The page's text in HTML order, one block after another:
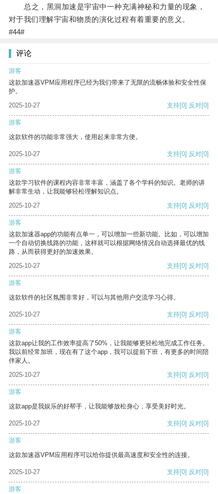
总之，黑洞加速是宇宙中一种充满神秘和力量的现象，
对于我们理解宇宙和物质的演化过程有着重要的意义。
#44#
评论
游客
这款加速器VPM应用程序已经为我们带来了无限的流畅体验和安全性保
护。
2025-10-27
支持[0] 反对[0]
游客
这款软件的功能非常强大，使用起来非常方便。
2025-10-27 支持[0] 反对[0]
游客
这款学习软件的课程内容非常丰富，涵盖了各个学科的知识。老师的讲
解非常生动，让我能够轻松理解知识点。
2025-10-27
支持[0] 反对[0]
游客
这款加速器app的功能有点单一，可以增加一些新功能。比如，可以增加
一个自动切换线路的功能，这样就可以根据网络情况自动选择最优的线
路，从而获得更好的加速效果。
2025-10-27
支持[0] 反对[0]
游客
这款软件的社区氛围非常好，可以与其他用户交流学习心得。
2025-10-27 支持[0] 反对[0]
游客
这款app让我的工作效率提高了50%，让我能够更轻松地完成工作任务。
我以前经常加班，现在有了这个app，我可以提前下班，有更多的时间陪
伴家人。
2025-10-27
支持[0] 反对[0]
游客
这款app是我娱乐的好帮手，让我能够放松身心，享受美好时光。
2025-10-27 支持[0] 反对[0]
游客
这款加速器VPM应用程序可以给你提供最高速度和安全性的连接。
2025-10-27 支持[0] 反对[0]
游客